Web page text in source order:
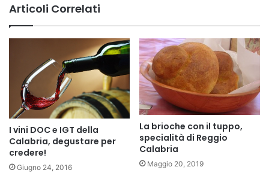
Articoli Correlati
I vini DOC e IGT della
Calabria, degustare per
credere!
Giugno 24, 2016
La brioche con il tuppo,
specialità di Reggio
Calabria
Maggio 20, 2019